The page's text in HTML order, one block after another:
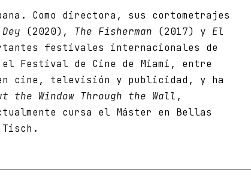
Como directora, sus cortometrajes
(2020), The Fisherman (2017) y El
festivales internacionales de
el Festival de Cine de Miami, entre
cine, televisión y publicidad, y ha
the Window Through the Wall,
cursa el Máster en Bellas